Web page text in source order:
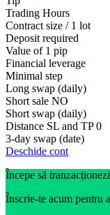
Trading Hours
Contract size / 1 lot
Deposit required
Value of 1 pip
Financial leverage
Minimal step
Long swap (daily)
Short sale NO
Short swap (daily)
Distance SL and TP 0
3-day swap (date)
Deschide cont
Începe să
Înscrie-te acum pentru